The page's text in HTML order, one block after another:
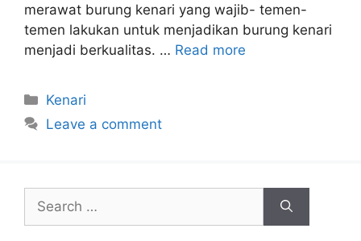
merawat burung kenari yang wajib- temen-
temen lakukan untuk menjadikan burung kenari
menjadi berkualitas. … Read more
Categories
Kenari
Leave a comment
for: